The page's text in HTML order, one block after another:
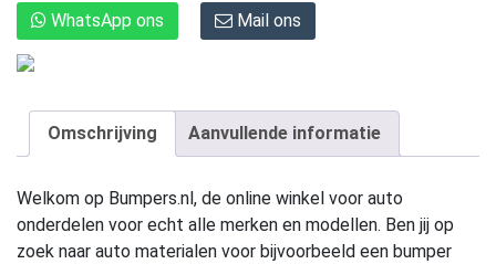
WhatsApp ons Mail ons
Omschrijving Aanvullende informatie
Welkom op Bumpers.nl, de online winkel voor auto
onderdelen voor echt alle merken en modellen. Ben jij op
zoek naar auto materialen voor bijvoorbeeld een bumper